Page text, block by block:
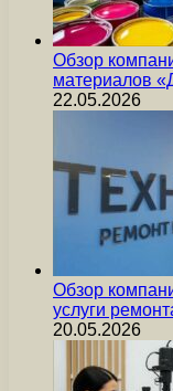
Обзор
материалов
22.05.2026
Обзор
услуги
20.05.2026